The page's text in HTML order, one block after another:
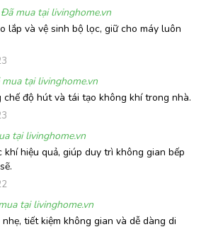
Đã mua tại livinghome.vn
lắp và vệ sinh bộ lọc, giữ cho máy luôn
tại livinghome.vn
chế độ hút và tái tạo không khí trong nhà.
tại livinghome.vn
khí hiệu quả, giúp duy trì không gian bếp
tại livinghome.vn
tiết kiệm không gian và dễ dàng di